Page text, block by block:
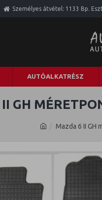
Személyes átvétel: 1133 Bp.
AUTÓALKATRÉSZ
Mazda 6 II GH
GH